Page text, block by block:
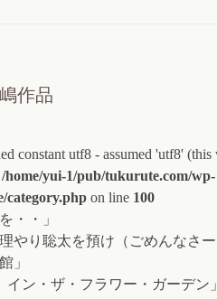
作品
constant utf8 - assumed 'utf8'
/home/yui-1/pub/tukurute.com/wp-
category.php on line 100
・・」
やり聡太を預け（ごめんなさー
」
ン・ザ・フラワー・ガーデン